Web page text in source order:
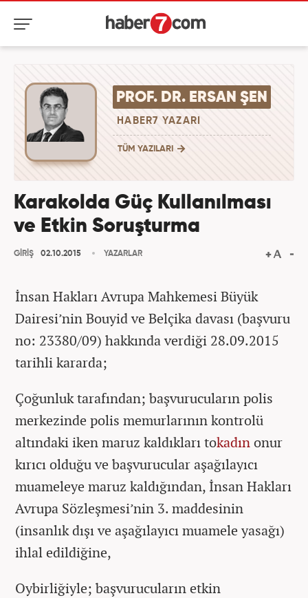
PROF. DR. ERSAN ŞEN
HABER7 YAZARI
TÜM YAZILARI
Karakolda Güç Kullanılması
ve Etkin Soruşturma
GİRİŞ 02.10.2015 YAZARLAR
İnsan Hakları Avrupa Mahkemesi Büyük
Dairesi’nin Bouyid ve Belçika davası (başvuru
no: 23380/09) hakkında verdiği 28.09.2015
tarihli kararda;
Çoğunluk tarafından; başvurucuların polis
merkezinde polis memurlarının kontrolü
altındaki iken maruz kaldıkları tokadınonur
kırıcı olduğu ve başvurucular aşağılayıcı
muameleye maruz kaldığından, İnsan Hakları
Avrupa Sözleşmesi’nin 3. maddesinin
(insanlık dışı ve aşağılayıcı muamele yasağı)
ihlal edildiğine,
Oybirliğiyle; başvurucuların etkin